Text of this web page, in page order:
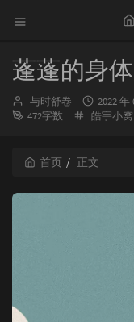
蓬蓬的身
博
主：
与时舒卷
发
布
2022 年
472字数
分
皓宇小窝
首页 正文